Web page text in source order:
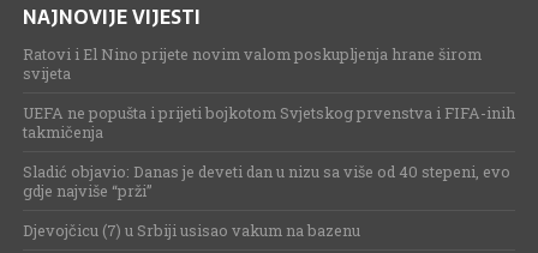
NAJNOVIJE VIJESTI
Ratovi i El Nino prijete novim valom poskupljenja hrane širom
svijeta
UEFA ne popušta i prijeti bojkotom Svjetskog prvenstva i FIFA-inih
takmičenja
Sladić objavio: Danas je deveti dan u nizu sa više od 40 stepeni, evo
gdje najviše “prži”
Djevojčicu (7) u Srbiji usisao vakum na bazenu